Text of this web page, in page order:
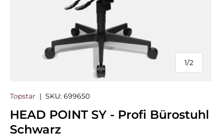
1/
von
2
Topstar | SKU: 699650
HEAD POINT SY - Profi Bürostuhl
Schwarz